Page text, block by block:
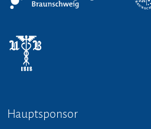
Hauptsponsor